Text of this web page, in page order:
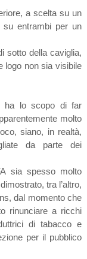
a scelta su un
entrambi per un
sotto della caviglia,
logo non sia visibile
ha lo scopo di far
molto
siano, in realtà,
da parte dei
sia spesso molto
tra l’altro,
dal momento che
rinunciare a ricchi
di tabacco e
per il pubblico